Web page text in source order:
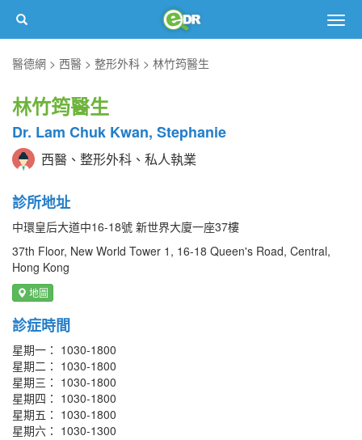
醫德網
西醫 整形外科 林竹筠醫生
林竹筠醫生
Dr. Lam Chuk Kwan, Stephanie
西醫、整形外科、私人執業
診所地址
中環皇后大道中16-18號 新世界大廈一座37樓
37th Floor, New World Tower 1, 16-18 Queen's Road, Central,
Hong Kong
地圖
診症時間
星期一： 1030-1800
星期二： 1030-1800
星期三： 1030-1800
星期四： 1030-1800
星期五： 1030-1800
星期六： 1030-1300